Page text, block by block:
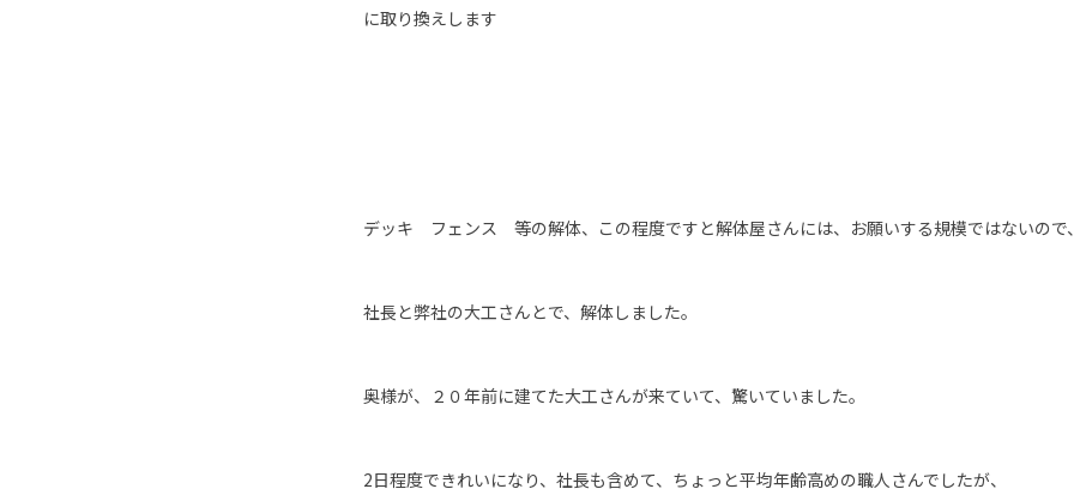
に取り換えします
デッキ フェンス 等の解体、この程度ですと解体屋さんには、お願いする規模ではないので、
社長と弊社の大工さんとで、解体しました。
奥様が、２０年前に建てた大工さんが来ていて、驚いていました。
2日程度できれいになり、社長も含めて、ちょっと平均年齢高めの職人さんでしたが、